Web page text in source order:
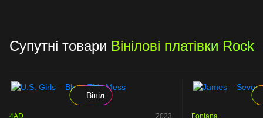
Супутні товари Вінілові платівки Rock
Вініл
4AD 2023 Fontana